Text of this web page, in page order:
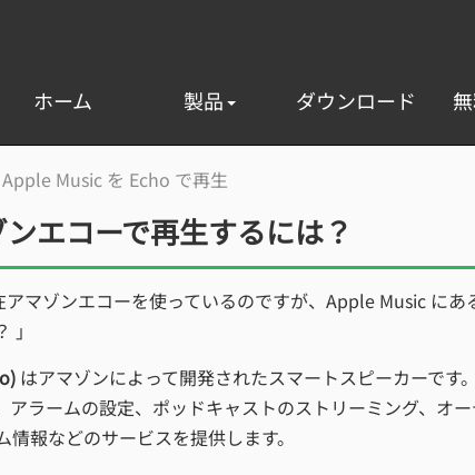
ホーム 製品 ダウンロード
Music を Echo で再生
エコーで再生するには？
マゾンエコーを使っているのですが、Apple Music にあ
｣
はアマゾンによって開発されたスマートスピーカーです
ラームの設定、ポッドキャストのストリーミング、オ
報などのサービスを提供します。